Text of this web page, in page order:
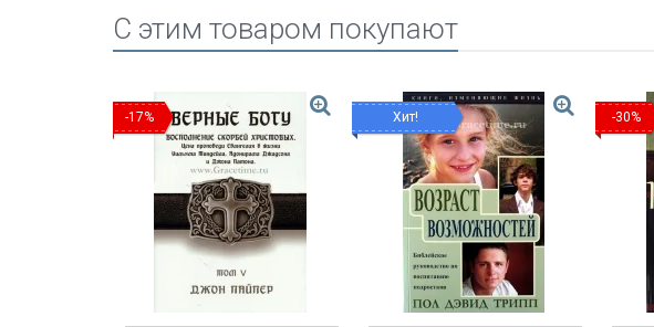
C этим товаром покупают
-17% Хит! -30%